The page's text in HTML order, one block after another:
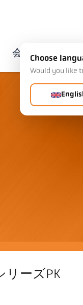
会社概要
リーズPK
Choose
Would you like